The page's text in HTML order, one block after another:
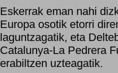
Eskerrak eman nahi
Europa osotik etorri
laguntzagatik, eta
Catalunya-La Pedrera
erabiltzen uzteagatik.